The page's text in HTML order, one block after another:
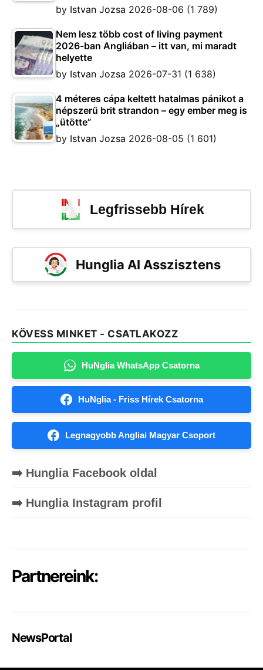
by Istvan Jozsa 2026-08-06 (1 789)
Nem lesz több cost of living payment
2026-ban Angliában – itt van, mi maradt
helyette
by Istvan Jozsa 2026-07-31 (1 638)
4 méteres cápa keltett hatalmas pánikot a
népszerű brit strandon – egy ember meg is
„ütötte”
by Istvan Jozsa 2026-08-05 (1 601)
Legfrissebb Hírek
Hunglia AI Asszisztens
KÖVESS MINKET - CSATLAKOZZ
HuNglia WhatsApp Csatorna
HuNglia - Friss Hírek Csatorna
Legnagyobb Angliai Magyar Csoport
➡️ Hunglia Facebook oldal
➡️ Hunglia Instagram profil
Partnereink:
NewsPortal